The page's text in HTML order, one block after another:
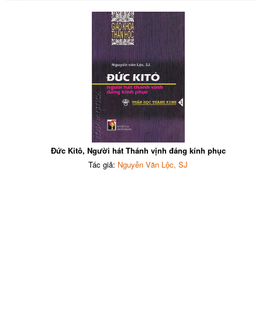
Đức Kitô, Người hát Thánh vịnh đáng kính phục
Tác giả: Nguyễn Văn Lộc, SJ